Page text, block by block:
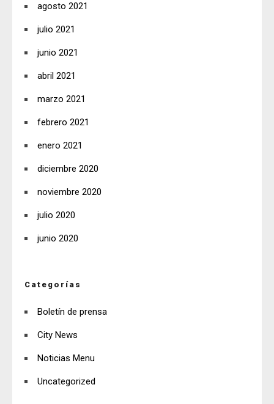
agosto 2021
julio 2021
junio 2021
abril 2021
marzo 2021
febrero 2021
enero 2021
diciembre 2020
noviembre 2020
julio 2020
junio 2020
Categorías
Boletín de prensa
City News
Noticias Menu
Uncategorized